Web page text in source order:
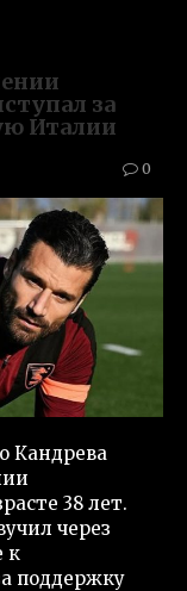
за
Италии
0
Кандрева
38 лет.
через
к
поддержку